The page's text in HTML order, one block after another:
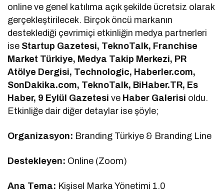
online ve genel katılıma açık şekilde ücretsiz olarak
gerçekleştirilecek. Birçok öncü markanın
desteklediği çevrimiçi etkinliğin medya partnerleri
ise Startup Gazetesi, TeknoTalk, Franchise
Market Türkiye, Medya Takip Merkezi, PR
Atölye Dergisi, Technologic, Haberler.com,
SonDakika.com, TeknoTalk, BiHaber.TR, Es
Haber, 9 Eylül Gazetesi ve Haber Galerisi oldu.
Etkinliğe dair diğer detaylar ise şöyle;
Organizasyon: Branding Türkiye & Branding Line
Destekleyen: Online (Zoom)
Ana Tema: Kişisel Marka Yönetimi 1.0